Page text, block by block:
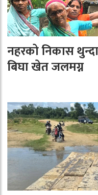
नहरको निकास
बिघा खेत जलमग्न